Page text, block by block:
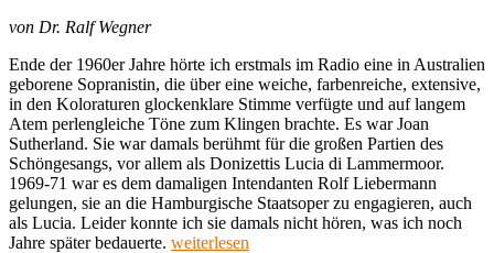
von Dr. Ralf Wegner
Ende der 1960er Jahre hörte ich erstmals im Radio eine in Australien
geborene Sopranistin, die über eine weiche, farbenreiche, extensive,
in den Koloraturen glockenklare Stimme verfügte und auf langem
Atem perlengleiche Töne zum Klingen brachte. Es war Joan
Sutherland. Sie war damals berühmt für die großen Partien des
Schöngesangs, vor allem als Donizettis Lucia di Lammermoor.
1969-71 war es dem damaligen Intendanten Rolf Liebermann
gelungen, sie an die Hamburgische Staatsoper zu engagieren, auch
als Lucia. Leider konnte ich sie damals nicht hören, was ich noch
Jahre später bedauerte. „Meine
weiterlesen